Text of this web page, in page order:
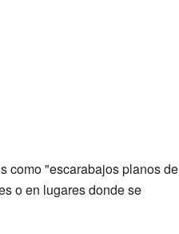
como "escarabajos planos de
o en lugares donde se